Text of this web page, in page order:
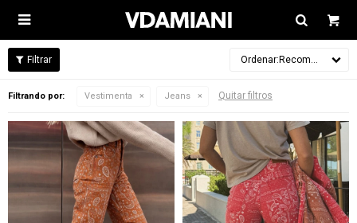

Recomendados
Filtrando por: Vestimenta Jeans Quitar filtros